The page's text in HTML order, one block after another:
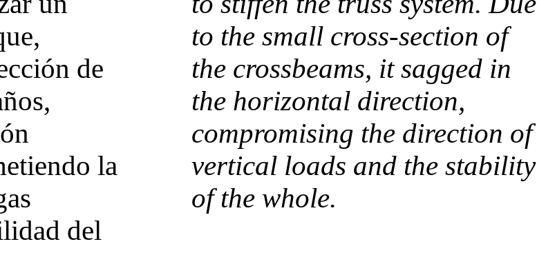
de
la
del
to the small cross-section of
the crossbeams, it sagged in
the horizontal direction,
compromising the direction of
vertical loads and the stability
of the whole.